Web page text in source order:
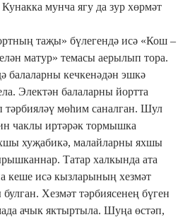
мунча ягу да зур хөрмәт
таҗы» бүлегендә исә «Кош –
матур» темасы аерылып тора.
балаларны кечкенәдән эшкә
Электән балаларны йортта
тәрбияләү мөһим саналган. Шул
чаклы иртәрәк тормышка
хуҗабикә, малайларны яхшы
Татар халкында ата
кеше исә кызларының хезмәт
Хезмәт тәрбиясенең бүген
ачык яктыртыла. Шуңа өстәп,